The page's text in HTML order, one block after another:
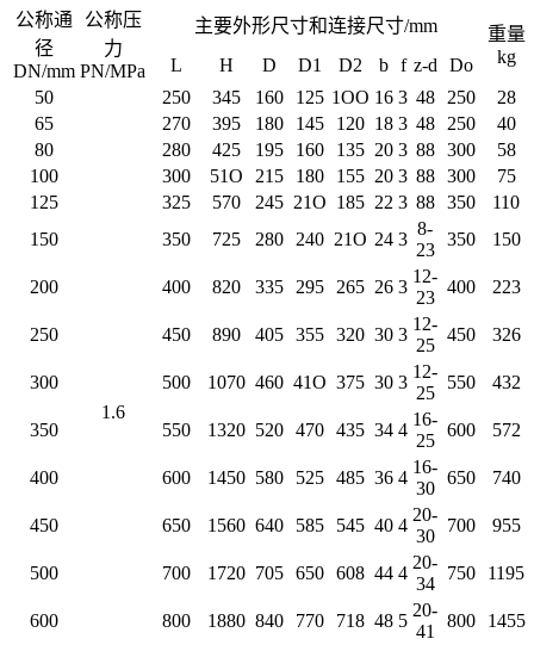
公称通
径
DN/mm
公称压
力
PN/MPa
主要外形尺寸和连接尺寸/mm
重量
kg
L H D D1 D2 b f z-d
Do
50
1.6
250 345 160 125 1OO 16 3 48 250
28
65
270 395 180 145 120 18 3 48 250
40
80
280 425 195 160 135 20 3 88 300
58
100
300 51O 215 180 155 20 3 88 300
75
125
325 570 245 21O 185 22 3 88 350
110
150
350 725 280 240 21O 24 3
8-
23
350 150
200 400 820 335 295 265 26 3
12-
23
400 223
250 450 890 405 355 320 30 3
12-
25
450 326
300 500 1070 460 41O 375 30 3
12-
25
550 432
350 550 1320 520 470 435 34 4
16-
25
600 572
400 600 1450 580 525 485 36 4
16-
30
650 740
450 650 1560 640 585 545 40 4
20-
30
700 955
500 700 1720 705 650 608 44 4
20-
34
750 1195
600 800 1880 840 770 718 48 5
20-
41
800 1455